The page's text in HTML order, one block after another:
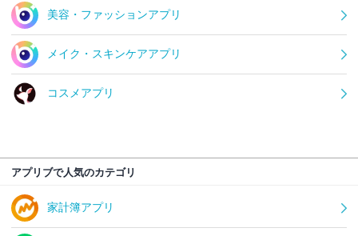
美容・ファッションアプリ
メイク・スキンケアアプリ
コスメアプリ
アプリブで人気のカテゴリ
家計簿アプリ